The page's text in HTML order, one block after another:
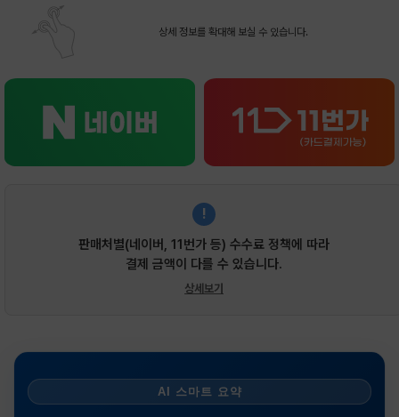
상세 정보를 확대해 보실 수 있습니다.
!
판매처별(네이버, 11번가 등) 수수료 정책에 따라
결제 금액이 다를 수 있습니다.
상세보기
AI 스마트 요약